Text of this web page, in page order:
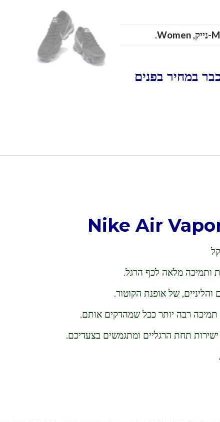
,
Women
.
במחיר בפנים
ותמיכה מלאה לכף הרגל.
של אופנת הקוטור.
תמיכה רבה יותר ככל שמהדקים אותם.
תחת הרגליים ומתגמשים בצעדיכם.